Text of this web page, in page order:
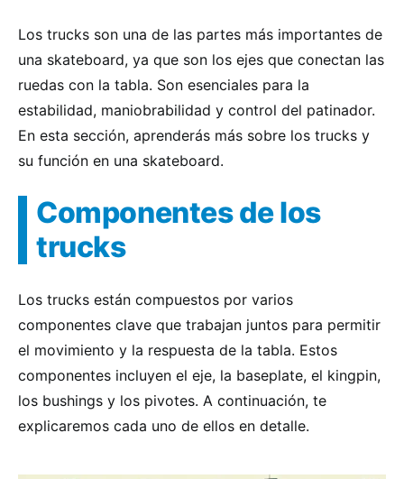
Los trucks son una de las partes más importantes de
una skateboard, ya que son los ejes que conectan las
ruedas con la tabla. Son esenciales para la
estabilidad, maniobrabilidad y control del patinador.
En esta sección, aprenderás más sobre los trucks y
su función en una skateboard.
Componentes de los
trucks
Los trucks están compuestos por varios
componentes clave que trabajan juntos para permitir
el movimiento y la respuesta de la tabla. Estos
componentes incluyen el eje, la baseplate, el kingpin,
los bushings y los pivotes. A continuación, te
explicaremos cada uno de ellos en detalle.